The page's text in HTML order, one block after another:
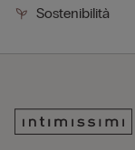
Sostenibilità